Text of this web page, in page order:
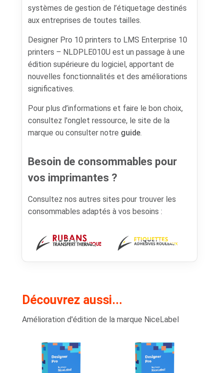
systèmes de gestion de l’étiquetage destinés
aux entreprises de toutes tailles.
Designer Pro 10 printers to LMS Enterprise 10
printers – NLDPLE010U est un passage à une
édition supérieure du logiciel, apportant de
nouvelles fonctionnalités et des améliorations
significatives.
Pour plus d’informations et faire le bon choix,
consultez l'onglet ressource, le site de la
marque ou consulter notre guide.
Besoin de consommables pour
vos imprimantes ?
Consultez nos autres sites pour trouver les
consommables adaptés à vos besoins :
Découvrez aussi...
Amélioration d'édition de la marque NiceLabel